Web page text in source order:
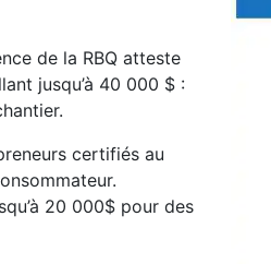
de la RBQ atteste
jusqu’à 40 000 $ :
certifiés au
20 000$ pour des